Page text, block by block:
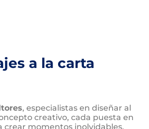
a la carta
, especialistas en diseñar al
creativo, cada puesta en
crear momentos inolvidables.